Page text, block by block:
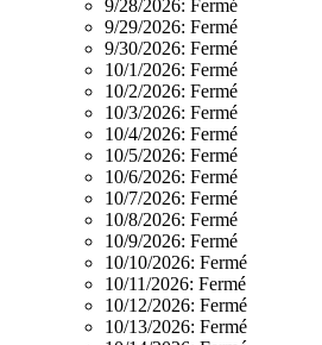
9/28/2026: Fermé
9/29/2026: Fermé
9/30/2026: Fermé
10/1/2026: Fermé
10/2/2026: Fermé
10/3/2026: Fermé
10/4/2026: Fermé
10/5/2026: Fermé
10/6/2026: Fermé
10/7/2026: Fermé
10/8/2026: Fermé
10/9/2026: Fermé
10/10/2026: Fermé
10/11/2026: Fermé
10/12/2026: Fermé
10/13/2026: Fermé